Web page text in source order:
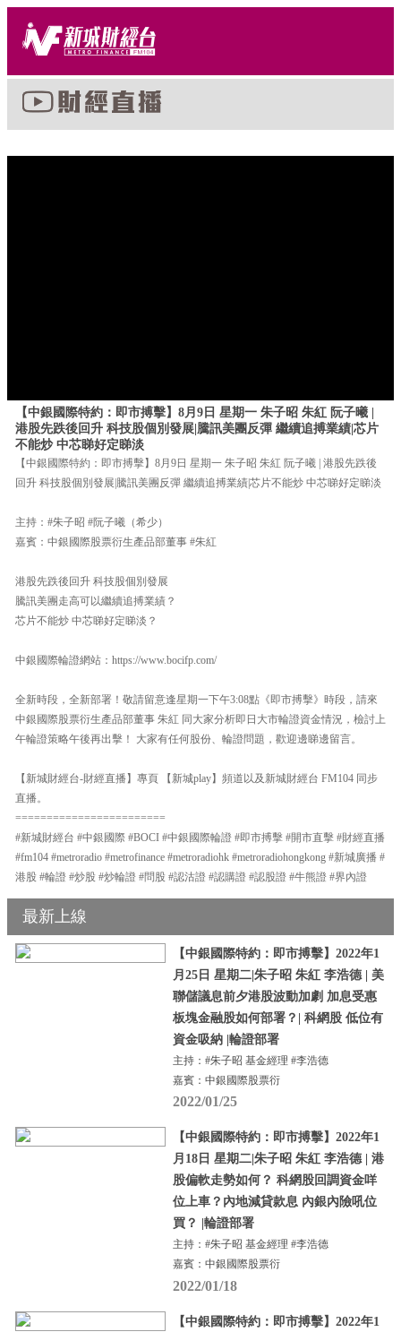
【中銀國際特約：即市搏擊】8月9日 星期一 朱子昭 朱紅 阮子曦 |
港股先跌後回升 科技股個別發展|騰訊美團反彈 繼續追搏業績|芯片
不能炒 中芯睇好定睇淡
【中銀國際特約：即市搏擊】8月9日 星期一 朱子昭 朱紅 阮子曦 | 港股先跌後
回升 科技股個別發展|騰訊美團反彈 繼續追搏業績|芯片不能炒 中芯睇好定睇淡
主持：#朱子昭 #阮子曦（希少）
嘉賓：中銀國際股票衍生產品部董事 #朱紅
港股先跌後回升 科技股個別發展
騰訊美團走高可以繼續追搏業績？
芯片不能炒 中芯睇好定睇淡？
中銀國際輪證網站：https://www.bocifp.com/
全新時段，全新部署！敬請留意逢星期一下午3:08點《即市搏擊》時段，請來
中銀國際股票衍生產品部董事 朱紅 同大家分析即日大市輪證資金情況，檢討上
午輪證策略午後再出擊！ 大家有任何股份、輪證問題，歡迎邊睇邊留言。
【新城財經台-財經直播】專頁 【新城play】頻道以及新城財經台 FM104 同步
直播。
========================
#新城財經台 #中銀國際 #BOCI #中銀國際輪證 #即市搏擊 #開市直擊 #財經直播
#fm104 #metroradio #metrofinance #metroradiohk #metroradiohongkong #新城廣播 #
港股 #輪證 #炒股 #炒輪證 #問股 #認沽證 #認購證 #認股證 #牛熊證 #界內證
最新上線
【中銀國際特約：即市搏擊】2022年1
月25日 星期二|朱子昭 朱紅 李浩德 | 美
聯儲議息前夕港股波動加劇 加息受惠
板塊金融股如何部署？| 科網股 低位有
資金吸納 |輪證部署
主持：#朱子昭 基金經理 #李浩德
嘉賓：中銀國際股票衍
2022/01/25
【中銀國際特約：即市搏擊】2022年1
月18日 星期二|朱子昭 朱紅 李浩德 | 港
股偏軟走勢如何？ 科網股回調資金咩
位上車？內地減貸款息 內銀內險吼位
買？ |輪證部署
主持：#朱子昭 基金經理 #李浩德
嘉賓：中銀國際股票衍
2022/01/18
【中銀國際特約：即市搏擊】2022年1